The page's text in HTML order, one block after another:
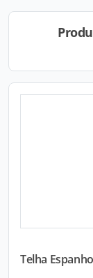
Telha